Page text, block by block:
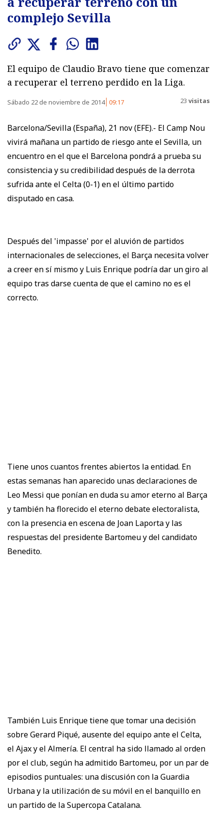
complejo Sevilla
El equipo de Claudio Bravo tiene que comenzar
a recuperar el terreno perdido en la Liga.
Sábado 22 de noviembre de 2014 09:17 23 visitas
Barcelona/Sevilla (España), 21 nov (EFE).- El Camp Nou
vivirá mañana un partido de riesgo ante el Sevilla, un
encuentro en el que el Barcelona pondrá a prueba su
consistencia y su credibilidad después de la derrota
sufrida ante el Celta (0-1) en el último partido
disputado en casa.
Después del 'impasse' por el aluvión de partidos
internacionales de selecciones, el Barça necesita volver
a creer en sí mismo y Luis Enrique podría dar un giro al
equipo tras darse cuenta de que el camino no es el
correcto.
Tiene unos cuantos frentes abiertos la entidad. En
estas semanas han aparecido unas declaraciones de
Leo Messi que ponían en duda su amor eterno al Barça
y también ha florecido el eterno debate electoralista,
con la presencia en escena de Joan Laporta y las
respuestas del presidente Bartomeu y del candidato
Benedito.
También Luis Enrique tiene que tomar una decisión
sobre Gerard Piqué, ausente del equipo ante el Celta,
el Ajax y el Almería. El central ha sido llamado al orden
por el club, según ha admitido Bartomeu, por un par de
episodios puntuales: una discusión con la Guardia
Urbana y la utilización de su móvil en el banquillo en
un partido de la Supercopa Catalana.